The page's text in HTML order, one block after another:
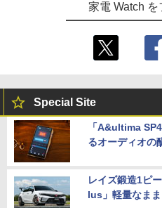
家電 Watch を
Special Site
「A&ultima
るオーディオの
レイズ鍛造1ピ
lus」軽量なま